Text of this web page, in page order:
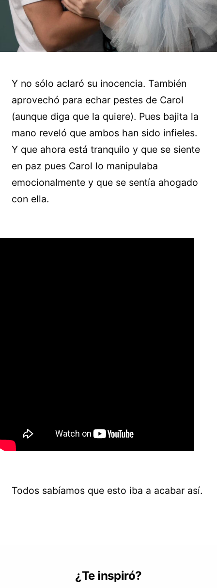
Y no sólo aclaró su inocencia. También
aprovechó para echar pestes de Carol
(aunque diga que la quiere). Pues bajita la
mano reveló que ambos han sido infieles.
Y que ahora está tranquilo y que se siente
en paz pues Carol lo manipulaba
emocionalmente y que se sentía ahogado
con ella.
Todos sabíamos que esto iba a acabar así.
¿Te inspiró?